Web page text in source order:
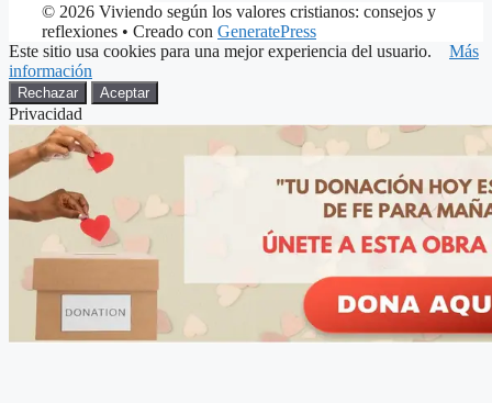
© 2026 Viviendo según los valores cristianos: consejos y
reflexiones • Creado con GeneratePress
Este sitio usa cookies para una mejor experiencia del usuario. Más
información
Rechazar Aceptar
Privacidad